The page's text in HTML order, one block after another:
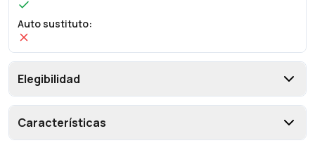
Auto sustituto:
Elegibilidad
Características